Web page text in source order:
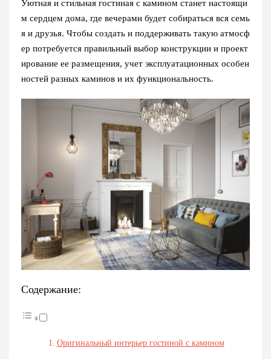
Уютная и стильная гостиная с камином станет настоящи
м сердцем дома, где вечерами будет собираться вся семь
я и друзья. Чтобы создать и поддерживать такую атмосф
ер потребуется правильный выбор конструкции и проект
ирование ее размещения, учет эксплуатационных особен
ностей разных каминов и их функциональность.
Содержание:
Оригинальный интерьер гостиной с камином